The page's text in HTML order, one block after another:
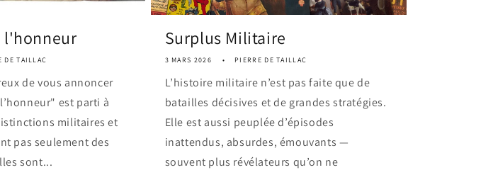
l'honneur
DE TAILLAC
de vous annoncer
est parti à
militaires et
pas seulement des
sont...
Surplus Militaire
3 MARS 2026 PIERRE DE TAILLAC
L’histoire militaire n’est pas faite que de
batailles décisives et de grandes stratégies.
Elle est aussi peuplée d’épisodes
inattendus, absurdes, émouvants —
souvent plus révélateurs qu’on ne